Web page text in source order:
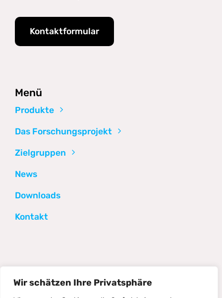
Wir schätzen Ihre Privatsphäre
Kontaktformular
Menü
Produkte
Das Forschungsprojekt
Zielgruppen
News
Downloads
Kontakt
©2026 Directions